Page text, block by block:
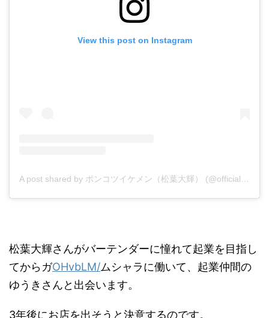
View this post on Instagram
松葉大輝さんがバーテンダーに憧れて起業を目指し
てからガOHvbLM/ムシャラに働いて、起業仲間の
ゆうきさんと出会います。
3年後にお店を出そうと決意するのです。